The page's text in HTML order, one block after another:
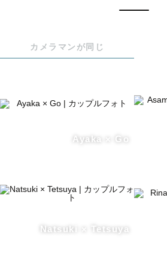
カメラマンが同じ
Ayaka × Go
Natsuki × Tetsuya